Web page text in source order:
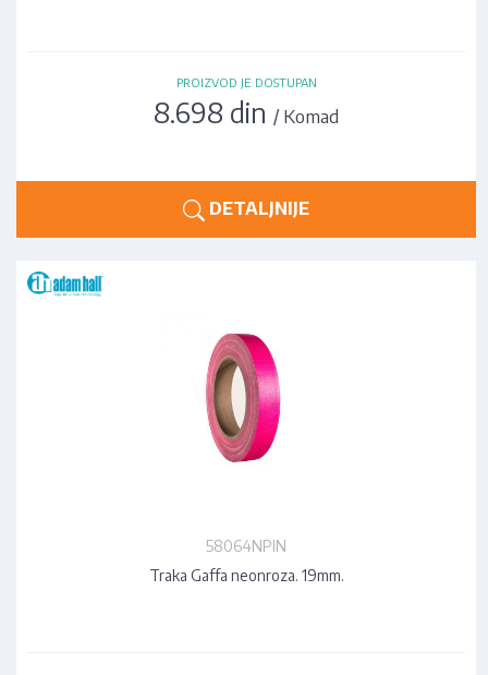
PROIZVOD JE DOSTUPAN
8.698 din / Komad
DETALJNIJE
58064NPIN
Traka Gaffa neonroza. 19mm.